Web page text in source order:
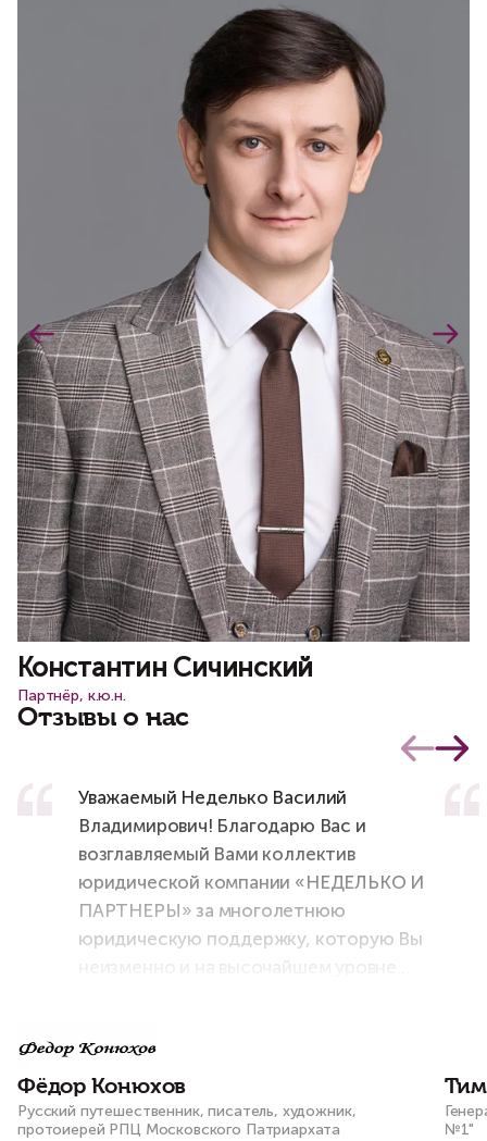
Константин Сичинский
Партнёр, к.ю.н.
Отзывы о нас
Уважаемый Неделько Василий
Владимирович! Благодарю Вас и
возглавляемый Вами коллектив
юридической компании «НЕДЕЛЬКО И
ПАРТНЕРЫ» за многолетнюю
юридическую поддержку, которую Вы
неизменно и на высочайшем уровне
Фёдор Конюхов
Русский путешественник, писатель, художник,
протоиерей РПЦ Московского Патриархата
№1"